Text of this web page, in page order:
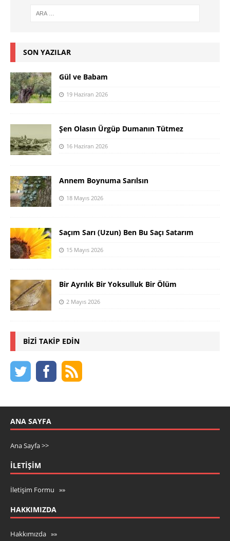
SON YAZILAR
Gül ve Babam
19 Haziran 2026
Şen Olasın Ürgüp Dumanın Tütmez
16 Haziran 2026
Annem Boynuma Sarılsın
18 Mayıs 2026
Saçım Sarı (Uzun) Ben Bu Saçı Satarım
15 Mayıs 2026
Bir Ayrılık Bir Yoksulluk Bir Ölüm
2 Mayıs 2026
BIZI TAKIP EDIN
ANA SAYFA
Ana Sayfa >>
İLETIŞIM
İletişim Formu »»
HAKKIMIZDA
Hakkımızda »»